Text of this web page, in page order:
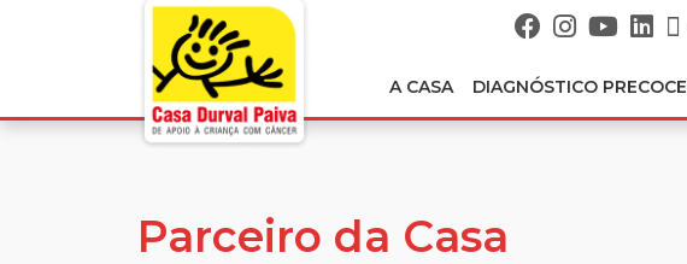
A CASA DIAGNÓSTICO PRECOCE
Parceiro da Casa